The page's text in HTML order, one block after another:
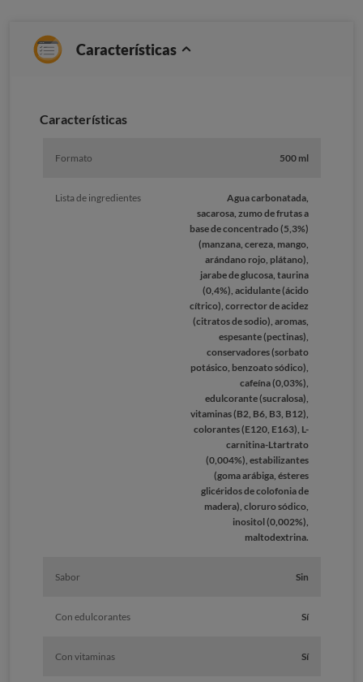
Características
Caracterí­sticas
Formato 500 ml
Lista de ingredientes
Agua carbonatada,
sacarosa, zumo de frutas a
base de concentrado (5,3%)
(manzana, cereza, mango,
arándano rojo, plátano),
jarabe de glucosa, taurina
(0,4%), acidulante (ácido
cítrico), corrector de acidez
(citratos de sodio), aromas,
espesante (pectinas),
conservadores (sorbato
potásico, benzoato sódico),
cafeína (0,03%),
edulcorante (sucralosa),
vitaminas (B2, B6, B3, B12),
colorantes (E120, E163), L-
carnitina-Ltartrato
(0,004%), estabilizantes
(goma arábiga, ésteres
glicéridos de colofonia de
madera), cloruro sódico,
inositol (0,002%),
maltodextrina.
Sabor Sin
Con edulcorantes Sí
Con vitaminas Sí